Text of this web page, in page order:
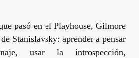
pasó en el Playhouse,Gilmore
Stanislavsky: aprender a pensar
usar la introspección,